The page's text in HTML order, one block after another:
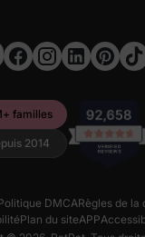
familles
2014
DMCARègles de la
Plan du siteAPP